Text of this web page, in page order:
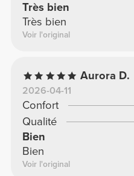
Très bien
Très bien
Voir l'original
Aurora D.
2026-04-11
Confort
Qualité
Bien
Bien
Voir l'original